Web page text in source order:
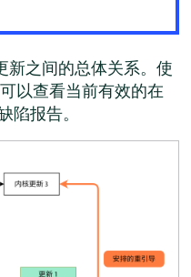
新之间的总体关系。使
以查看当前有效的在
陷报告。